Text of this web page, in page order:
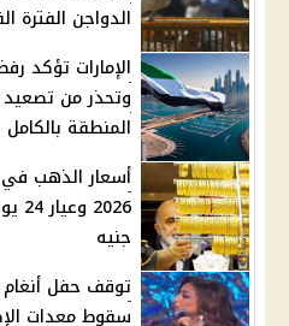
الدواجن الفترة
الإمارات تؤكد
وتحذر من
المنطقة بالكامل
جنيه
توقف حفل أنغام
سقوط معدات